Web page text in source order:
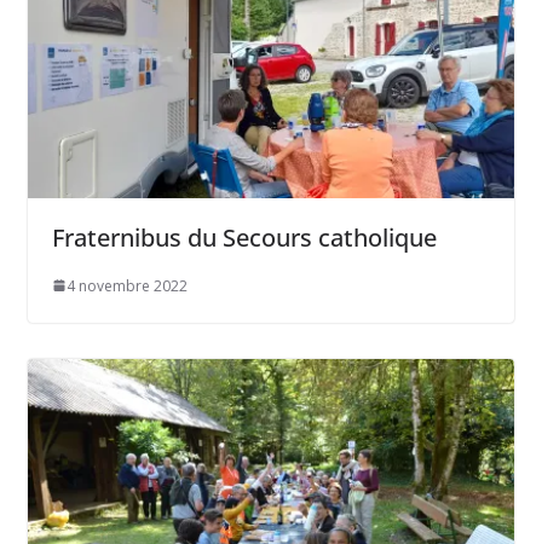
Fraternibus du Secours catholique
4 novembre 2022